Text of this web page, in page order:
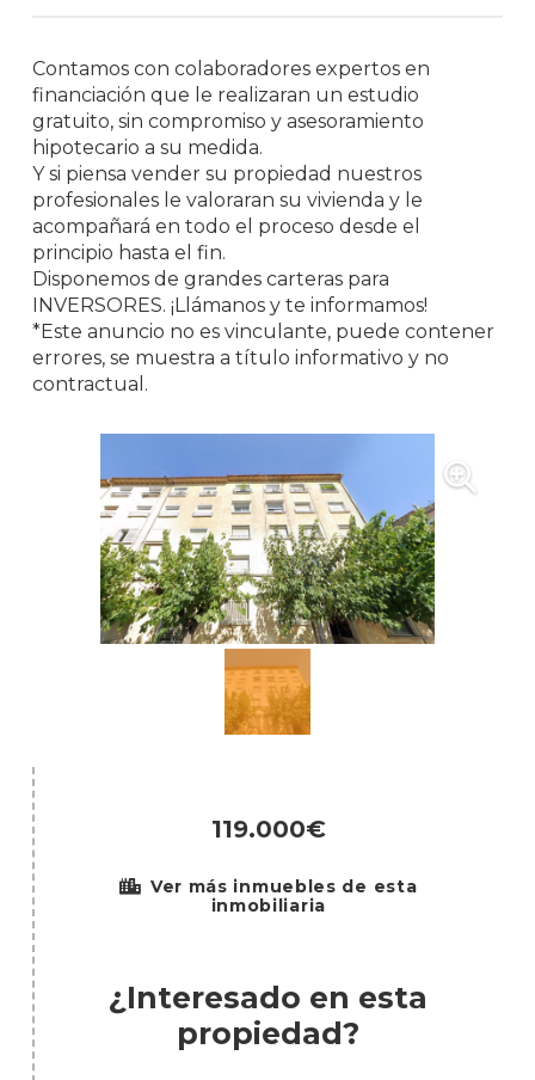
Contamos con colaboradores expertos en
financiación que le realizaran un estudio
gratuito, sin compromiso y asesoramiento
hipotecario a su medida.
Y si piensa vender su propiedad nuestros
profesionales le valoraran su vivienda y le
acompañará en todo el proceso desde el
principio hasta el fin.
Disponemos de grandes carteras para
INVERSORES. ¡Llámanos y te informamos!
*Este anuncio no es vinculante, puede contener
errores, se muestra a título informativo y no
contractual.
119.000€
Ver más inmuebles de esta
inmobiliaria
¿Interesado en esta
propiedad?